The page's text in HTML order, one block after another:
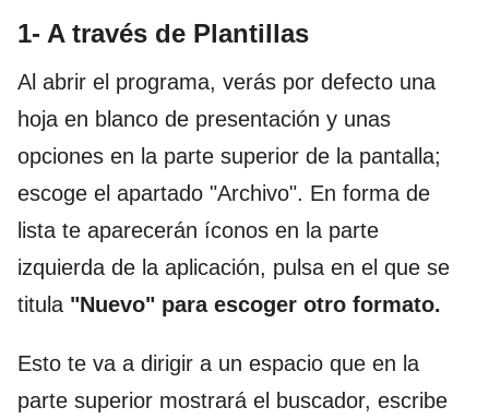
1- A través de Plantillas
Al abrir el programa, verás por defecto una
hoja en blanco de presentación y unas
opciones en la parte superior de la pantalla;
escoge el apartado "Archivo". En forma de
lista te aparecerán íconos en la parte
izquierda de la aplicación, pulsa en el que se
titula "Nuevo" para escoger otro formato.
Esto te va a dirigir a un espacio que en la
parte superior mostrará el buscador, escribe